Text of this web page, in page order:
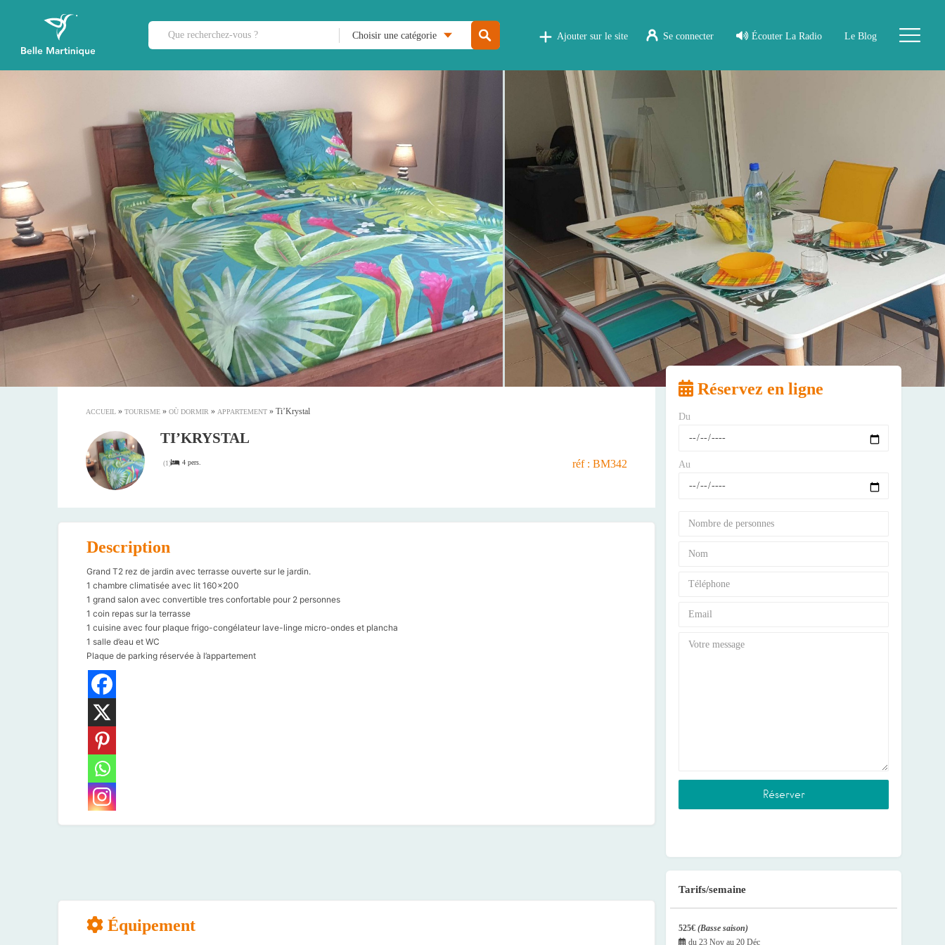
Choisir une catégorie Ajouter sur le site Se connecter Écouter La Radio Le Blog
ACCUEIL » TOURISME » OÙ DORMIR » APPARTEMENT » Ti’Krystal
TI’KRYSTAL
(1) 4 pers. réf : BM342
Description
Grand T2 rez de jardin avec terrasse ouverte sur le jardin.
1 chambre climatisée avec lit 160×200
1 grand salon avec convertible tres confortable pour 2 personnes
1 coin repas sur la terrasse
1 cuisine avec four plaque frigo-congélateur lave-linge micro-ondes et plancha
1 salle d’eau et WC
Plaque de parking réservée à l’appartement
Équipement
Réservez en ligne
Du
Au
Tarifs/semaine
525€ (Basse saison)
du 23 Nov au 20 Déc